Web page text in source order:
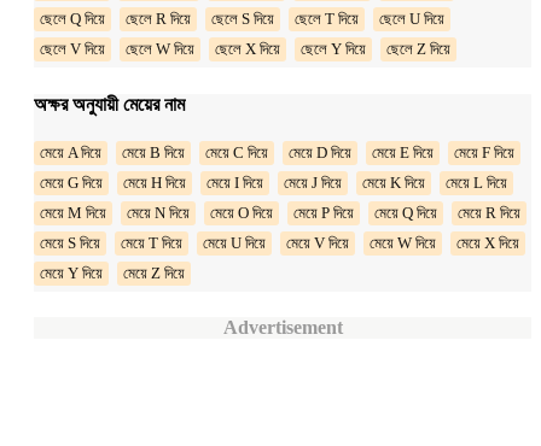
ছেলে Q দিয়ে
ছেলে R দিয়ে ছেলে S দিয়ে ছেলে T দিয়ে
ছেলে U দিয়ে
ছেলে V দিয়ে
ছেলে W দিয়ে ছেলে X দিয়ে ছেলে Y দিয়ে ছেলে Z দিয়ে
অক্ষর অনুযায়ী মেয়ের নাম
মেয়ে A দিয়ে মেয়ে B দিয়ে মেয়ে C দিয়ে মেয়ে D দিয়ে মেয়ে E দিয়ে
মেয়ে F দিয়ে
মেয়ে G দিয়ে
মেয়ে H দিয়ে মেয়ে I দিয়ে মেয়ে J দিয়ে মেয়ে K দিয়ে
মেয়ে L দিয়ে
মেয়ে M দিয়ে
মেয়ে N দিয়ে মেয়ে O দিয়ে মেয়ে P দিয়ে মেয়ে Q দিয়ে
মেয়ে R দিয়ে
মেয়ে S দিয়ে
মেয়ে T দিয়ে মেয়ে U দিয়ে মেয়ে V দিয়ে মেয়ে W দিয়ে
মেয়ে X দিয়ে
মেয়ে Y দিয়ে
মেয়ে Z দিয়ে
Advertisement